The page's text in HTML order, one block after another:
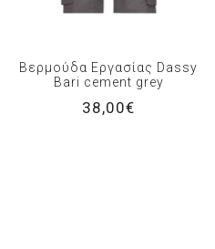
Βερμούδα Εργασίας Dassy
Bari cement grey
38,00€